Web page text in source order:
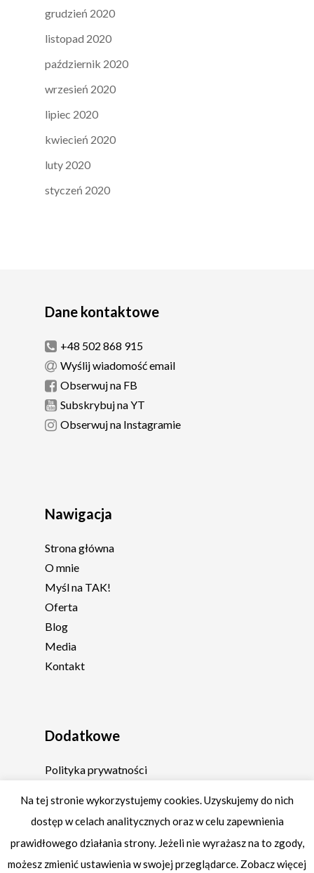
grudzień 2020
listopad 2020
październik 2020
wrzesień 2020
lipiec 2020
kwiecień 2020
luty 2020
styczeń 2020
Dane kontaktowe
+48 502 868 915
Wyślij wiadomość email
Obserwuj na FB
Subskrybuj na YT
Obserwuj na Instagramie
Nawigacja
Strona główna
O mnie
Myśl na TAK!
Oferta
Blog
Media
Kontakt
Dodatkowe
Polityka prywatności
Na tej stronie wykorzystujemy cookies. Uzyskujemy do nich
dostęp w celach analitycznych oraz w celu zapewnienia
prawidłowego działania strony. Jeżeli nie wyrażasz na to zgody,
możesz zmienić ustawienia w swojej przeglądarce. Zobacz więcej